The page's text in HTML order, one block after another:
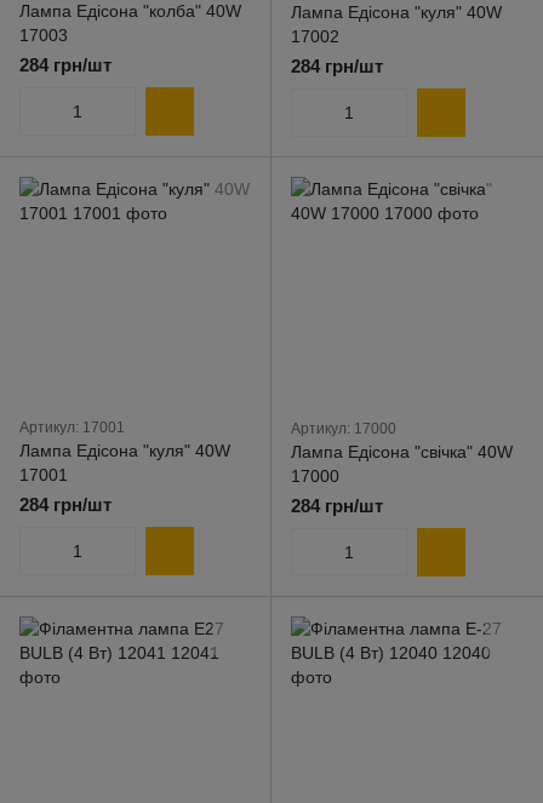
Лампа Едісона "колба" 40W
17003
284 грн/шт
Лампа Едісона "куля" 40W
17002
284 грн/шт
Артикул: 17001
Лампа Едісона "куля" 40W
17001
284 грн/шт
Артикул: 17000
Лампа Едісона "свічка" 40W
17000
284 грн/шт